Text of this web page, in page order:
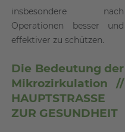
insbesondere nach
Operationen besser und
effektiver zu schützen.
Die Bedeutung der
Mikrozirkulation //
HAUPTSTRASSE
ZUR GESUNDHEIT